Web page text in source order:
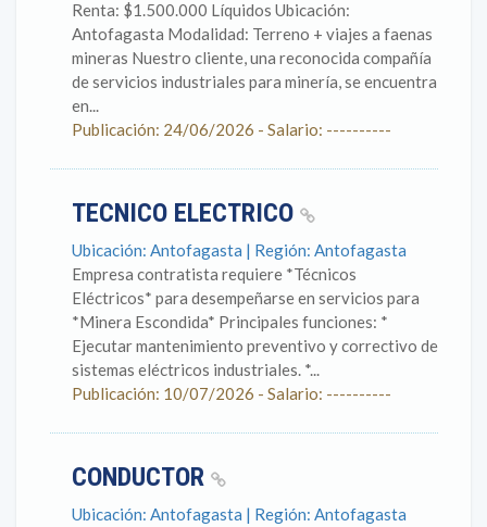
Renta: $1.500.000 Líquidos Ubicación:
Antofagasta Modalidad: Terreno + viajes a faenas
mineras Nuestro cliente, una reconocida compañía
de servicios industriales para minería, se encuentra
en...
Publicación: 24/06/2026 - Salario: ----------
TECNICO ELECTRICO
Ubicación: Antofagasta | Región: Antofagasta
Empresa contratista requiere *Técnicos
Eléctricos* para desempeñarse en servicios para
*Minera Escondida* Principales funciones: *
Ejecutar mantenimiento preventivo y correctivo de
sistemas eléctricos industriales. *...
Publicación: 10/07/2026 - Salario: ----------
CONDUCTOR
Ubicación: Antofagasta | Región: Antofagasta